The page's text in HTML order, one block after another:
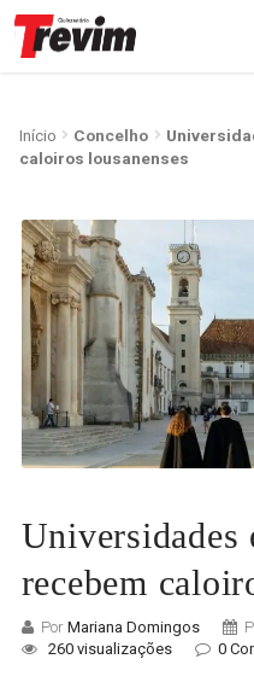
Início Concelho
caloiros lousanenses
Universidades
recebem
Por Mariana Domingos
260 visualizações
0